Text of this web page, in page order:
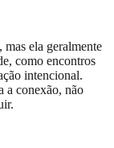
mas ela geralmente
como encontros
intencional.
a conexão, não